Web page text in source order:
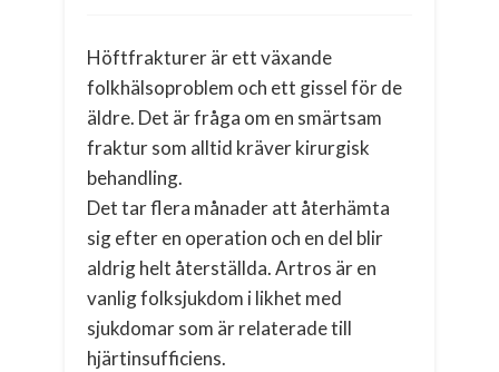
Höftfrakturer är ett växande
folkhälsoproblem och ett gissel för de
äldre. Det är fråga om en smärtsam
fraktur som alltid kräver kirurgisk
behandling.
Det tar flera månader att återhämta
sig efter en operation och en del blir
aldrig helt återställda. Artros är en
vanlig folksjukdom i likhet med
sjukdomar som är relaterade till
hjärtinsufficiens.